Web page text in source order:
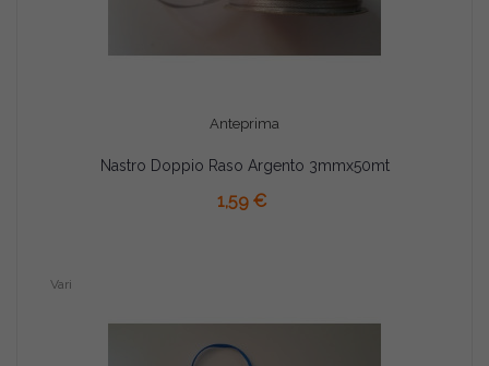
Anteprima
Nastro Doppio Raso Argento 3mmx50mt
1,59 €
Vari